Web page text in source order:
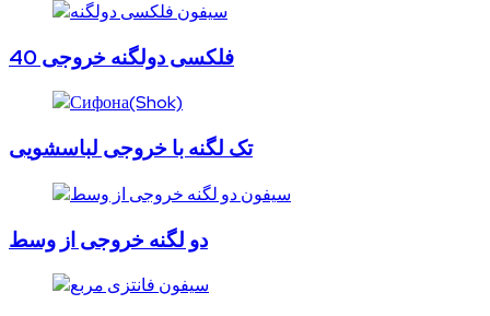
فلکسی دولگنه خروجی 40
تک لگنه با خروجی لباسشویی
دو لگنه خروجی از وسط